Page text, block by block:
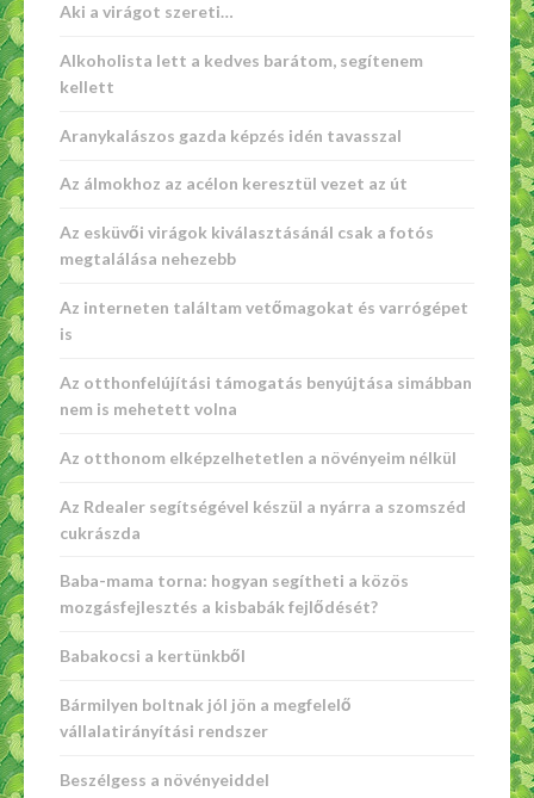
Aki a virágot szereti…
Alkoholista lett a kedves barátom, segítenem
kellett
Aranykalászos gazda képzés idén tavasszal
Az álmokhoz az acélon keresztül vezet az út
Az esküvői virágok kiválasztásánál csak a fotós
megtalálása nehezebb
Az interneten találtam vetőmagokat és varrógépet
is
Az otthonfelújítási támogatás benyújtása simábban
nem is mehetett volna
Az otthonom elképzelhetetlen a növényeim nélkül
Az Rdealer segítségével készül a nyárra a szomszéd
cukrászda
Baba-mama torna: hogyan segítheti a közös
mozgásfejlesztés a kisbabák fejlődését?
Babakocsi a kertünkből
Bármilyen boltnak jól jön a megfelelő
vállalatirányítási rendszer
Beszélgess a növényeiddel